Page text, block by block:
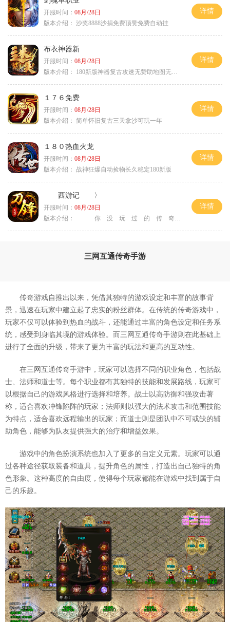
开服时间： 08月/28日
版本介绍： 沙奖8888沙捐免费顶赞免费自动挂
详情
布衣神器新
开服时间： 08月/28日
版本介绍：
180新版神器复古攻速无赞助地图无排行
详情
１７６免费
开服时间： 08月/28日
版本介绍： 简单怀旧复古三天拿沙可玩一年
详情
１８０热血火龙
开服时间： 08月/28日
版本介绍： 战神狂爆自动捡物长久稳定180新版
详情
西游记 〉
开服时间： 08月/28日
版本介绍：
你 没 玩 过 的 传 奇 〉
详情
三网互通传奇手游
传奇游戏自推出以来，凭借其独特的游戏设定和丰富的故事背
景，迅速在玩家中建立起了忠实的粉丝群体。在传统的传奇游戏中，
玩家不仅可以体验到热血的战斗，还能通过丰富的角色设定和任务系
统，感受到身临其境的游戏体验。而三网互通传奇手游则在此基础上
进行了全面的升级，带来了更为丰富的玩法和更高的互动性。
在三网互通传奇手游中，玩家可以选择不同的职业角色，包括战
士、法师和道士等。每个职业都有其独特的技能和发展路线，玩家可
以根据自己的游戏风格进行选择和培养。战士以高防御和强攻击著
称，适合喜欢冲锋陷阵的玩家；法师则以强大的法术攻击和范围技能
为特点，适合喜欢远程输出的玩家；而道士则是团队中不可或缺的辅
助角色，能够为队友提供强大的治疗和增益效果。
游戏中的角色扮演系统也加入了更多的自定义元素。玩家可以通
过各种途径获取装备和道具，提升角色的属性，打造出自己独特的角
色形象。这种高度的自由度，使得每个玩家都能在游戏中找到属于自
己的乐趣。